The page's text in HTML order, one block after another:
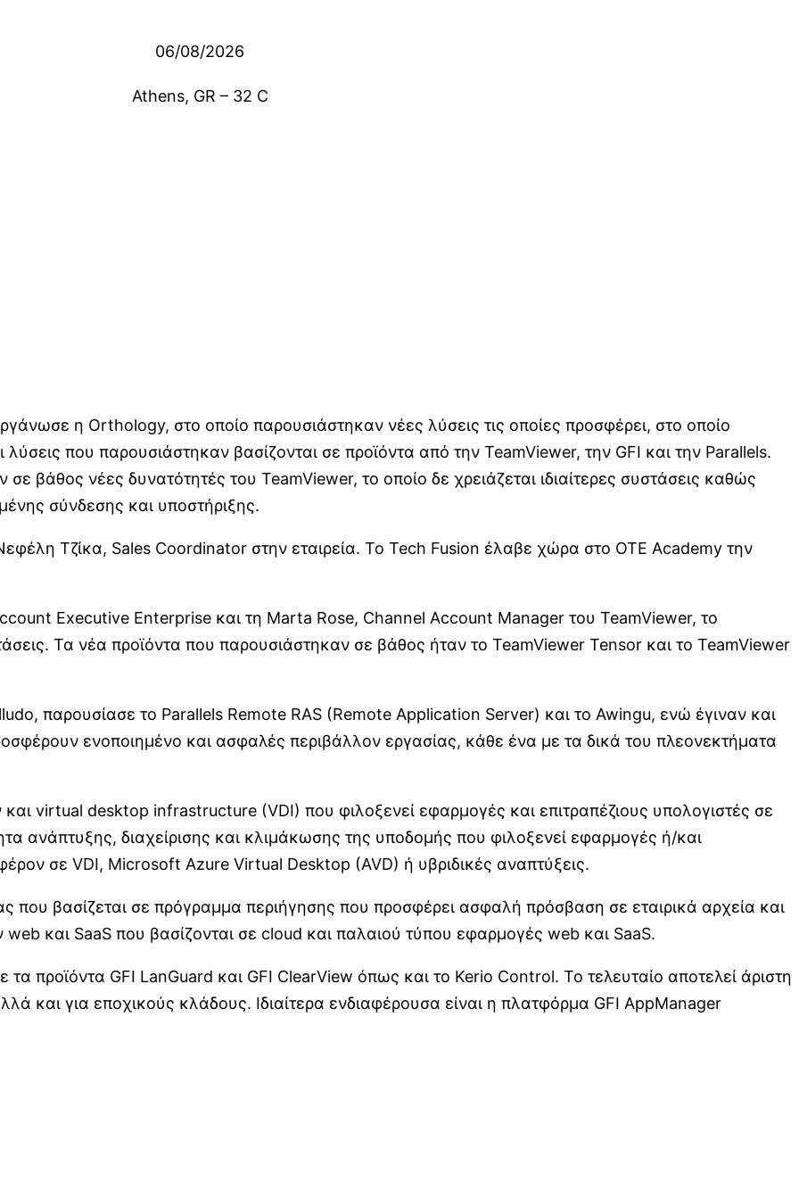
06/08/2026
Athens, GR – 32 C
η Orthology, στο οποίο παρουσιάστηκαν νέες λύσεις τις οποίες προσφέρει, στο οποίο
που παρουσιάστηκαν βασίζονται σε προϊόντα από την TeamViewer, την GFI και την Parallels.
βάθος νέες δυνατότητές του TeamViewer, το οποίο δε χρειάζεται ιδιαίτερες συστάσεις καθώς
σύνδεσης και υποστήριξης.
Τζίκα, Sales Coordinator στην εταιρεία. To Tech Fusion έλαβε χώρα στο OTE Academy την
Executive Enterprise και τη Marta Rose, Channel Account Manager του TeamViewer, το
Τα νέα προϊόντα που παρουσιάστηκαν σε βάθος ήταν το TeamViewer Tensor και το TeamViewer
παρουσίασε τo Parallels Remote RAS (Remote Application Server) και το Awingu, ενώ έγιναν και
ενοποιημένο και ασφαλές περιβάλλον εργασίας, κάθε ένα με τα δικά του πλεονεκτήματα
virtual desktop infrastructure (VDI) που φιλοξενεί εφαρμογές και επιτραπέζιους υπολογιστές σε
ανάπτυξης, διαχείρισης και κλιμάκωσης της υποδομής που φιλοξενεί εφαρμογές ή/και
σε VDI, Microsoft Azure Virtual Desktop (AVD) ή υβριδικές αναπτύξεις.
που βασίζεται σε πρόγραμμα περιήγησης που προσφέρει ασφαλή πρόσβαση σε εταιρικά αρχεία και
και SaaS που βασίζονται σε cloud και παλαιού τύπου εφαρμογές web και SaaS.
προϊόντα GFI LanGuard και GFI ClearView όπως και το Kerio Control. Το τελευταίο αποτελεί άριστη
και για εποχικούς κλάδους. Ιδιαίτερα ενδιαφέρουσα είναι η πλατφόρμα GFI AppManager